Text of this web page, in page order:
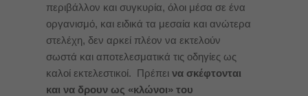
περιβάλλον και συγκυρία, όλοι μέσα σε ένα
οργανισμό, και ειδικά τα μεσαία και ανώτερα
στελέχη, δεν αρκεί πλέον να εκτελούν
σωστά και αποτελεσματικά τις οδηγίες ως
καλοί εκτελεστικοί. Πρέπει να σκέφτονται
και να δρουν ως «κλώνοι» του